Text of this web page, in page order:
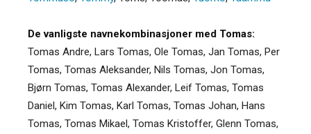
De vanligste navnekombinasjoner med Tomas:
Tomas Andre, Lars Tomas, Ole Tomas, Jan Tomas, Per
Tomas, Tomas Aleksander, Nils Tomas, Jon Tomas,
Bjørn Tomas, Tomas Alexander, Leif Tomas, Tomas
Daniel, Kim Tomas, Karl Tomas, Tomas Johan, Hans
Tomas, Tomas Mikael, Tomas Kristoffer, Glenn Tomas,